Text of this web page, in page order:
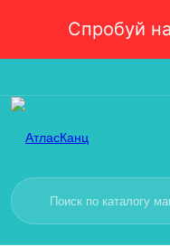
Спробуй